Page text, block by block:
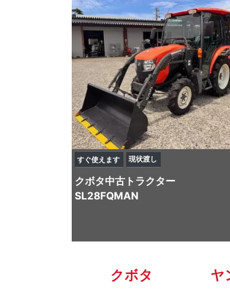
すぐ使えます 現状渡し
クボタ中古トラクター
SL28FQMAN
クボタ ヤ